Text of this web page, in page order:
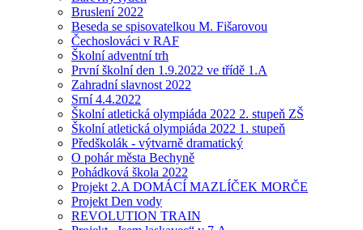
Bruslení 2022
Beseda se spisovatelkou M. Fišarovou
Čechoslováci v RAF
Školní adventní trh
První školní den 1.9.2022 ve třídě 1.A
Zahradní slavnost 2022
Srní 4.4.2022
Školní atletická olympiáda 2022 2. stupeň ZŠ
Školní atletická olympiáda 2022 1. stupeň
Předškolák - výtvarně dramatický
O pohár města Bechyně
Pohádková škola 2022
Projekt 2.A DOMÁCÍ MAZLÍČEK MORČE
Projekt Den vody
REVOLUTION TRAIN